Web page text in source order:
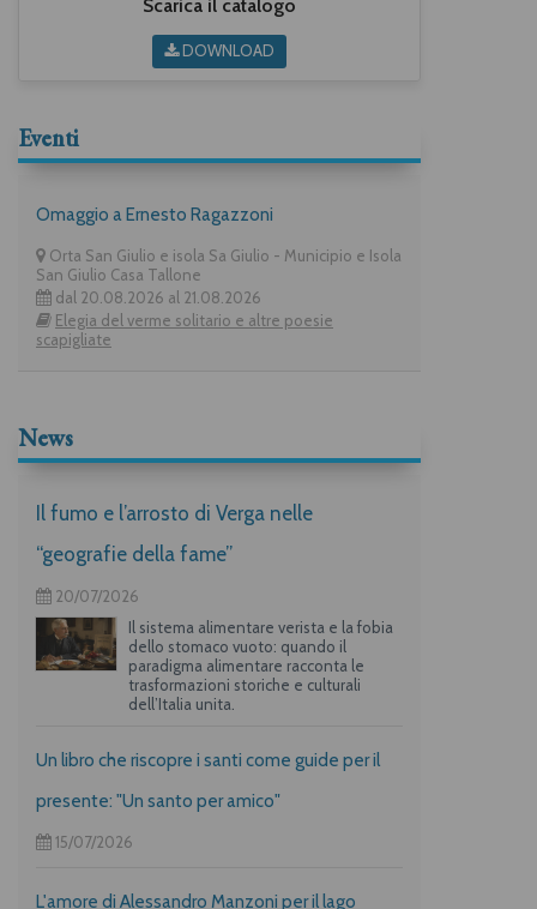
Scarica il catalogo
DOWNLOAD
Eventi
Omaggio a Ernesto Ragazzoni
Orta San Giulio e isola Sa Giulio - Municipio e Isola
San Giulio Casa Tallone
dal 20.08.2026 al 21.08.2026
Elegia del verme solitario e altre poesie
scapigliate
News
Il fumo e l’arrosto di Verga nelle
“geografie della fame”
20/07/2026
Il sistema alimentare verista e la fobia
dello stomaco vuoto: quando il
paradigma alimentare racconta le
trasformazioni storiche e culturali
dell’Italia unita.
Un libro che riscopre i santi come guide per il
presente: "Un santo per amico"
15/07/2026
L'amore di Alessandro Manzoni per il lago